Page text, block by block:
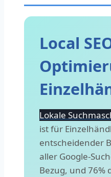
Local
Lokale
ist für
entscheidender
aller Google-
Bezug, und 76%